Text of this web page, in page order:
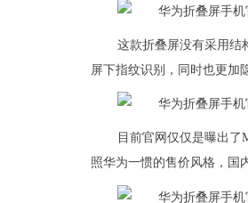
这款折叠屏没有采用结
屏下指纹识别，同时也更加
目前官网仅仅是曝出了
照华为一惯的售价风格，国